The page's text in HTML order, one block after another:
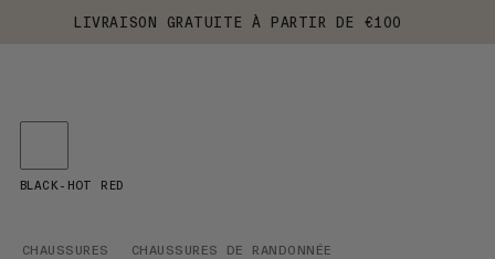
LIVRAISON GRATUITE À PARTIR DE €100
CHAUSSURES CHAUSSURES DE RANDONNÉE
BLACK-HOT RED